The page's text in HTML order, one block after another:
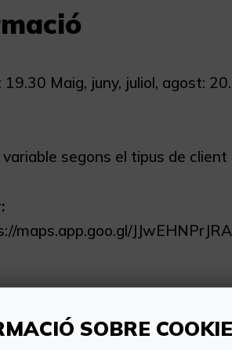
19.30 Maig, juny, juliol, agost:
variable segons el tipus de
maps.app.goo.gl/
Gaudix
SOBRE